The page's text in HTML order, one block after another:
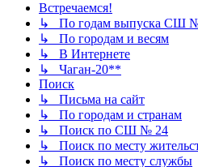
Встречаемся!
↳ По годам выпуска СШ
↳ По городам и весям
↳ В Интернете
↳ Чаган-20**
Поиск
↳ Письма на сайт
↳ По городам и странам
↳ Поиск по СШ № 24
↳ Поиск по месту
↳ Поиск по месту службы